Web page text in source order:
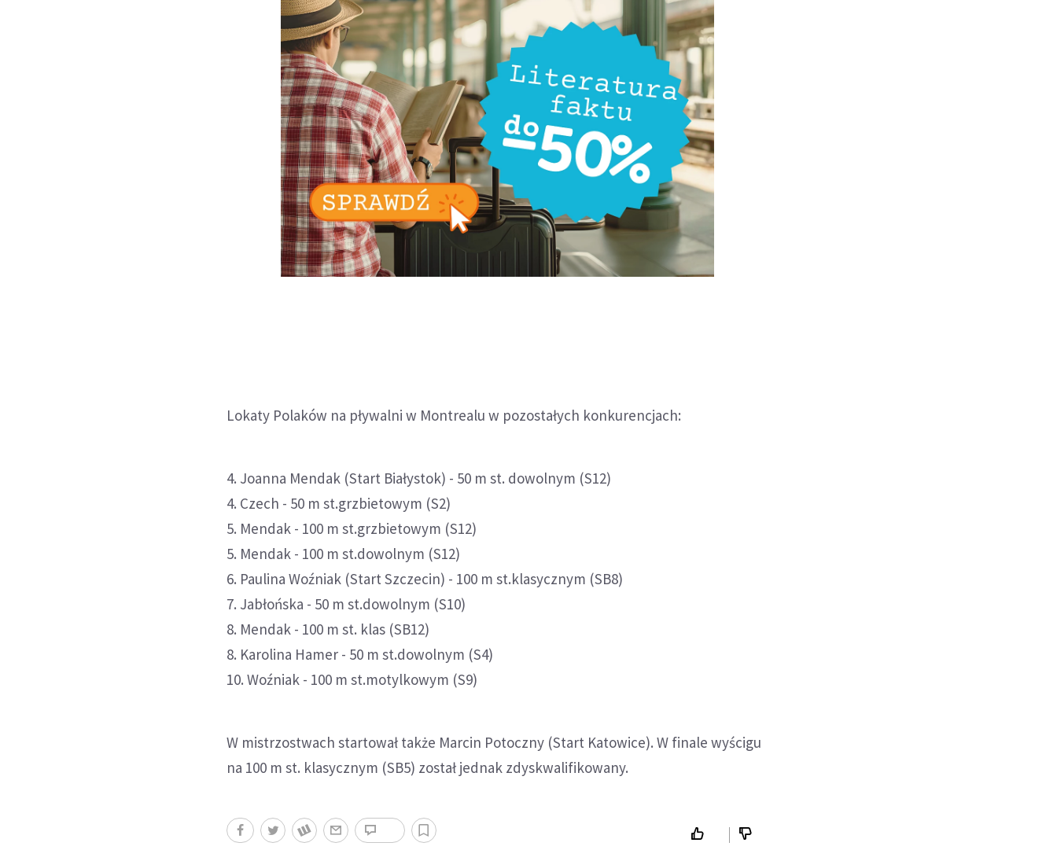
Lokaty Polaków na pływalni w Montrealu w pozostałych konkurencjach:
4. Joanna Mendak (Start Białystok) - 50 m st. dowolnym (S12)
4. Czech - 50 m st.grzbietowym (S2)
5. Mendak - 100 m st.grzbietowym (S12)
5. Mendak - 100 m st.dowolnym (S12)
6. Paulina Woźniak (Start Szczecin) - 100 m st.klasycznym (SB8)
7. Jabłońska - 50 m st.dowolnym (S10)
8. Mendak - 100 m st. klas (SB12)
8. Karolina Hamer - 50 m st.dowolnym (S4)
10. Woźniak - 100 m st.motylkowym (S9)
W mistrzostwach startował także Marcin Potoczny (Start Katowice). W finale wyścigu
na 100 m st. klasycznym (SB5) został jednak zdyskwalifikowany.